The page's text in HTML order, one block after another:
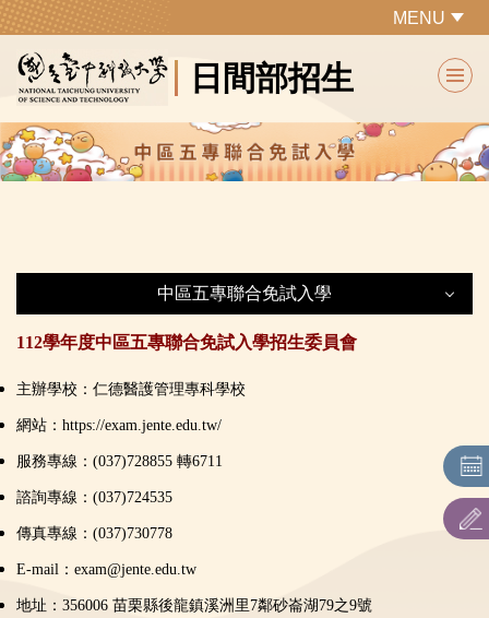
跳
主
要
內
容
區
日間部招生
MENU
中區五專聯合免試入學
中區五專聯合免試入學
最新公告
各系所特色及課程規劃
招生簡章
招生重要日程
112學年度中區五專聯合免試入學招生委員會
主辦學校：仁德醫護管理專科學校
網站： https://exam.jente.edu.tw/
服務專線：(037)728855 轉6711
諮詢專線：(037)724535
傳真專線：(037)730778
E-mail：exam@jente.edu.tw
地址：356006 苗栗縣後龍鎮溪洲里7鄰砂崙湖79之9號